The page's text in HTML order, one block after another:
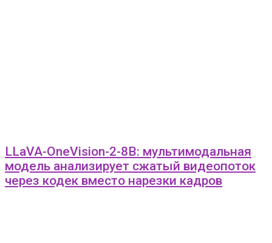
LLaVA-OneVision-2-8B: мультимодальная
модель анализирует сжатый видеопоток
через кодек вместо нарезки кадров